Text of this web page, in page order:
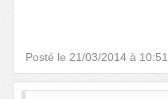
Posté le 21/03/2014 à 10:51